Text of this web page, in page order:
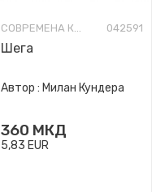
СОВРЕМЕНА КНИЖЕВНОСТ 042591
Шега
Автор : Милан Кундера
360 МКД
5,83 EUR